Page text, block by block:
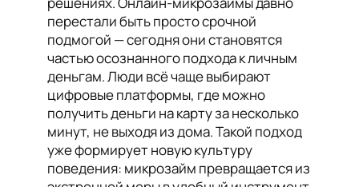
перестали быть просто срочной
подмогой — сегодня они становятся
частью осознанного подхода к личным
деньгам. Люди всё чаще выбирают
цифровые платформы, где можно
получить деньги на карту за несколько
минут, не выходя из дома. Такой подход
уже формирует новую культуру
поведения: микрозайм превращается из